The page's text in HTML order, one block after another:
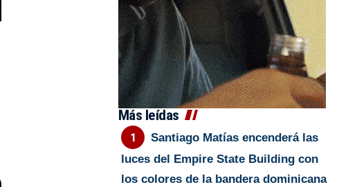
Más leídas
Santiago Matías encenderá las
luces del Empire State Building con
los colores de la bandera dominicana